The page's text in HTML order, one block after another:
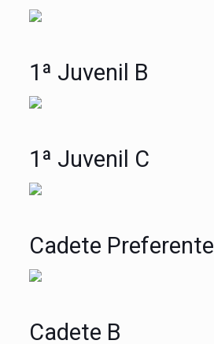
1ª Juvenil B
1ª Juvenil C
Cadete Preferente
Cadete B